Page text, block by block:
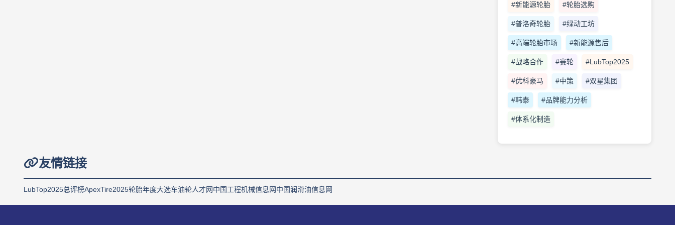
#新能源轮胎 #轮胎选购
#普洛奇轮胎 #绿动工坊
#高端轮胎市场 #新能源售后
#战略合作 #赛轮 #LubTop2025
#优科豪马 #中策 #双星集团
#韩泰 #品牌能力分析
#体系化制造
友情链接
LubTop2025总评榜ApexTire2025轮胎年度大选车油轮人才网中国工程机械信息网中国润滑油信息网